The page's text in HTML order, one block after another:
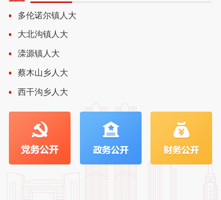
多伦诺尔镇人大
大北沟镇人大
滦源镇人大
蔡木山乡人大
西干沟乡人大